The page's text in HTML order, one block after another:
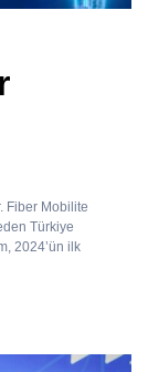
Fiber Mobilite
Türkiye
2024’ün ilk